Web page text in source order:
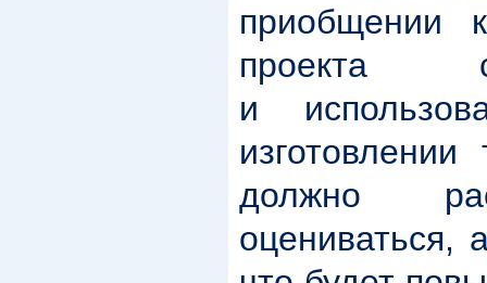
приобщении
проекта
и
должно
оцениваться,